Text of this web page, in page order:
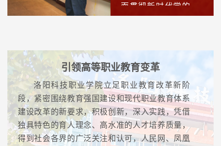
面贯彻新时代党的
生讲授“开学第一
课”，以“焦裕禄精
神”为主线 构建“大
思政课”生态格局，
以高质量党建推动
高质量发展为核
引领高等职业教育变革
洛阳科技职业学院立足职业教育改革新阶
段，紧密围绕教育强国建设和现代职业教育体系
建设改革的新要求，积极创新，深入实践，凭借
独具特色的育人理念、高水准的人才培养质量，
得到社会各界的广泛关注和认可，人民网、凤凰